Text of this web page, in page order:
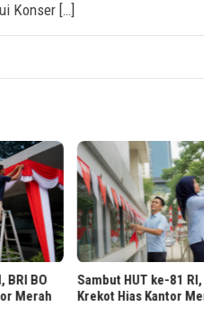
Konser […]
BO
Merah
Sambut HUT ke-81 RI,
Krekot Hias Kantor